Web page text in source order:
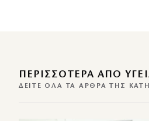
ΠΕΡΙΣΣΌΤΕΡΑ ΑΠΌ
ΔΕΊΤΕ ΌΛΑ ΤΑ ΆΡΘΡΑ ΤΗΣ